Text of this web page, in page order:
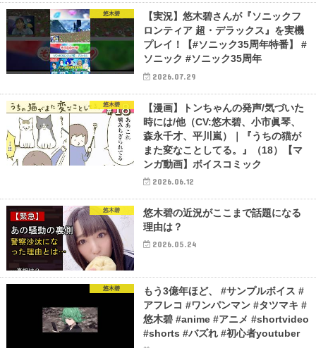
悠木碧
【実況】悠木碧さんが『ソニックフ
ロンティア 超・デラックス』を実機
プレイ！【#ソニック35周年特番】 #
ソニック #ソニック35周年
2026.07.29
悠木碧
【漫画】トンちゃんの発声/気づいた
時には/他（CV:悠木碧、小市眞琴、
森永千才、平川嵐）｜『うちの猫が
また変なことしてる。』（18）【マ
ンガ動画】ボイスコミック
2026.06.12
悠木碧
悠木碧の近況がここまで話題になる
理由は？
2026.05.24
悠木碧
もう3億年ほど、 #サンプルボイス #
アフレコ #ワンパンマン #タツマキ #
悠木碧 #anime #アニメ #shortvideo
#shorts #バズれ #初心者youtuber